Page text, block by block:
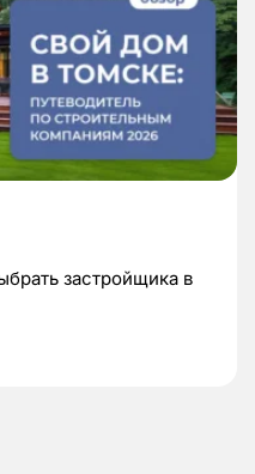
застройщика в